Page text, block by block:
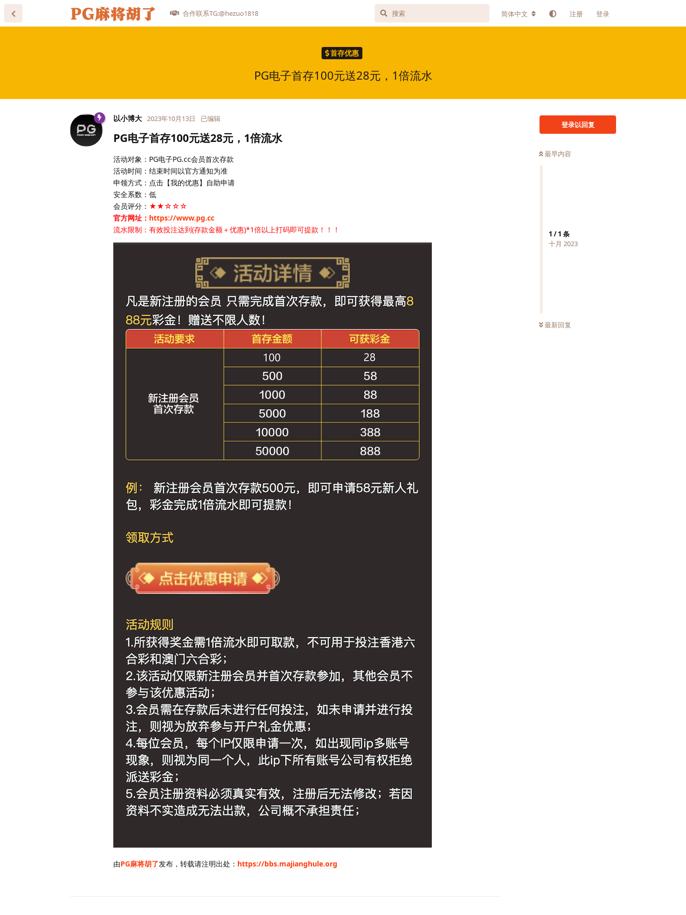
合作联系TG:@hezuo1818 简体中文 注册 登录
首存优惠
PG电子首存100元送28元，1倍流水
登录以回复
最早内容
1 /1 条
十月 2023
最新回复
以小博大 2023年10月13日 已编辑
PG电子首存100元送28元，1倍流水
活动对象：PG电子PG.cc会员首次存款
活动时间：结束时间以官方通知为准
申领方式：点击【我的优惠】自助申请
安全系数：低
会员评分： ★★☆☆☆
官方网址： https://www.pg.cc
流水限制：有效投注达到(存款金额＋优惠)*1倍以上打码即可提款！！！
由PG麻将胡了发布，转载请注明出处： https://bbs.majianghule.org